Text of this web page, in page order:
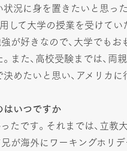
況に身を置きたいと思っ
して大学の授業を受けて
が好きなので、大学でも
また、高校受験までは、
めたいと思い、アメリカに
いつですか
たです。それまでは、立
が海外にワーキングホリ